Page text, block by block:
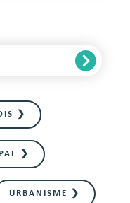
❯
❯
URBANISME ❯